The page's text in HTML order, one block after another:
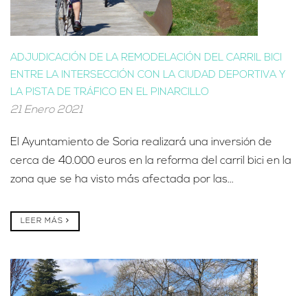
ADJUDICACIÓN DE LA REMODELACIÓN DEL CARRIL BICI
ENTRE LA INTERSECCIÓN CON LA CIUDAD DEPORTIVA Y
LA PISTA DE TRÁFICO EN EL PINARCILLO
21 Enero 2021
El Ayuntamiento de Soria realizará una inversión de
cerca de 40.000 euros en la reforma del carril bici en la
zona que se ha visto más afectada por las...
LEER MÁS